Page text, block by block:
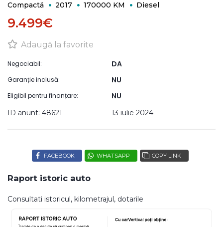
Compactă 2017 170000 KM Diesel
9.499€
Adaugă la favorite
Negociabil: DA
Garanție inclusă: NU
Eligibil pentru finanțare: NU
ID anunt: 48621 13 iulie 2024
FACEBOOK WHATSAPP COPY LINK
Raport istoric auto
Consultati istoricul, kilometrajul, dotarile